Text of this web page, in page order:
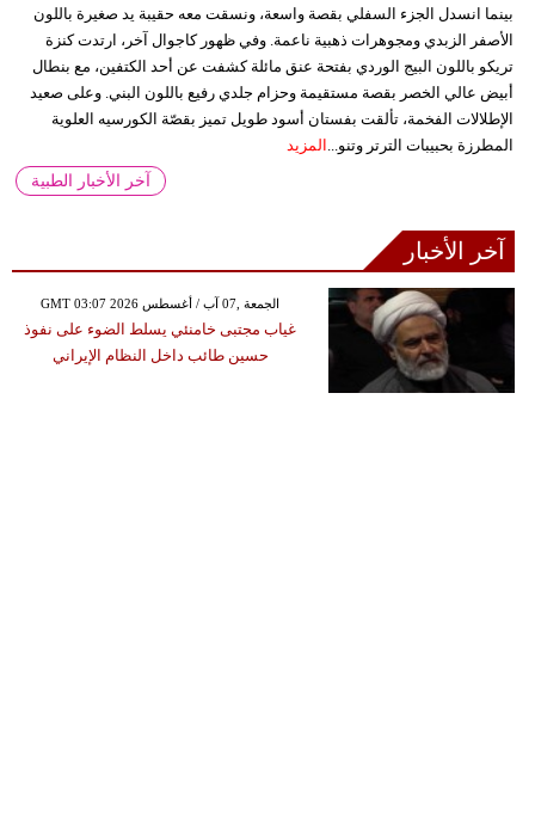
بينما انسدل الجزء السفلي بقصة واسعة، ونسقت معه حقيبة يد صغيرة باللون
الأصفر الزبدي ومجوهرات ذهبية ناعمة. وفي ظهور كاجوال آخر، ارتدت كنزة
تريكو باللون البيج الوردي بفتحة عنق مائلة كشفت عن أحد الكتفين، مع بنطال
أبيض عالي الخصر بقصة مستقيمة وحزام جلدي رفيع باللون البني. وعلى صعيد
الإطلالات الفخمة، تألقت بفستان أسود طويل تميز بقصّة الكورسيه العلوية
المطرزة بحبيبات الترتر وتنو... المزيد
آخر الأخبار الطبية
آخر الأخبار
GMT 03:07 2026 الجمعة ,07 آب / أغسطس
غياب مجتبى خامنئي يسلط الضوء على نفوذ
حسين طائب داخل النظام الإيراني